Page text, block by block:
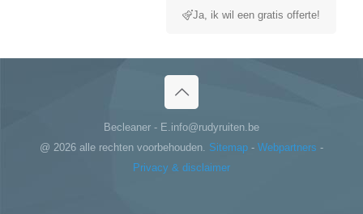
Ja, ik wil een gratis offerte!
Becleaner - E.info@rudyruiten.be
@ 2026 alle rechten voorbehouden. Sitemap - Webpartners -
Privacy & disclaimer